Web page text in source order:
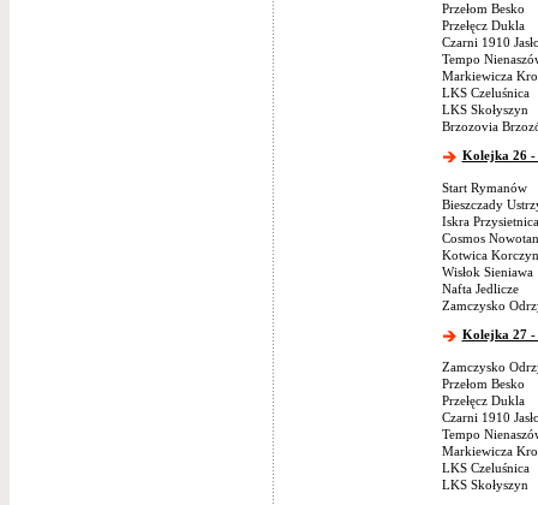
Przełom Besko
Przełęcz Dukla
Czarni 1910
Tempo
Markiewicza
LKS Czeluśnica
LKS Skołyszyn
Brzozovia
Kolejka 26 -
Start Rymanów
Bieszczady
Iskra Przysietnica
Cosmos
Kotwica
Wisłok Sieniawa
Nafta Jedlicze
Zamczysko
Kolejka 27 -
Zamczysko
Przełom Besko
Przełęcz Dukla
Czarni 1910
Tempo
Markiewicza
LKS Czeluśnica
LKS Skołyszyn